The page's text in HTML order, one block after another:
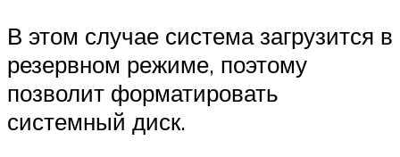
В этом случае система загрузится в
резервном режиме, поэтому
позволит форматировать
системный диск.